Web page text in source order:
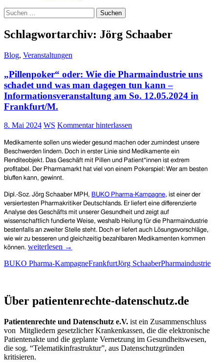
Suchen
nach:
Schlagwortarchiv: Jörg Schaaber
Blog, Veranstaltungen
„Pillenpoker“ oder: Wie die Pharmaindustrie uns
schadet und was man dagegen tun kann –
Informationsveranstaltung am So. 12.05.2024 in
Frankfurt/M.
8. Mai 2024 WS Kommentar hinterlassen
Medikamente sollen uns wieder gesund machen oder zumindest unsere
Beschwerden lindern. Doch in erster Linie sind Medikamente ein
Renditeobjekt. Das Geschäft mit Pillen und Patient*innen ist extrem
profitabel. Der Pharmamarkt hat viel von einem Pokerspiel: Wer am besten
bluffen kann, gewinnt.
Dipl.-Soz. Jörg Schaaber MPH, BUKO Pharma-Kampagne, ist einer der
versiertesten Pharmakritiker Deutschlands. Er liefert eine differenzierte
Analyse des Geschäfts mit unserer Gesundheit und zeigt auf
wissenschaftlich fundierte Weise, weshalb Heilung für die Pharmaindustrie
bestenfalls an zweiter Stelle steht. Doch er liefert auch Lösungsvorschläge,
wie wir zu besseren und gleichzeitig bezahlbaren Medikamenten kommen
können. „Pillenpoker“
Wie
schadet
und
man
dagegen
tun
kann
weiterlesen →
BUKO Pharma-KampagneFrankfurtJörg SchaaberPharmaindustrie
Patientenrechte und Datenschutz e.V.
Über patientenrechte-datenschutz.de
Patientenrechte und Datenschutz e.V. ist ein Zusammenschluss
von Mitgliedern gesetzlicher Krankenkassen, die die elektronische
Patientenakte und die geplante Vernetzung im Gesundheitswesen,
die sog. “Telematikinfrastruktur”, aus Datenschutzgründen
kritisieren.